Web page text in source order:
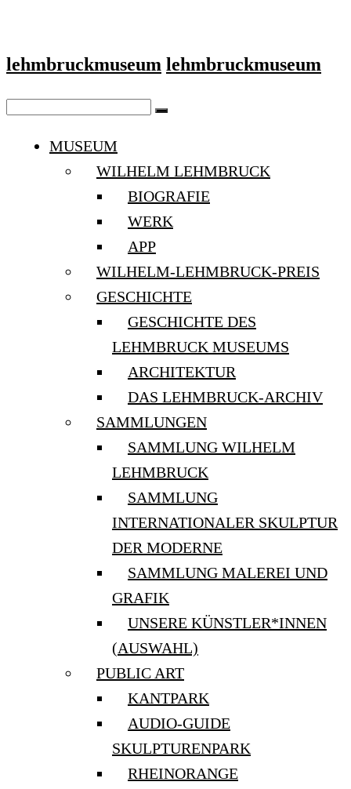
lehmbruckmuseum lehmbruckmuseum
MUSEUM
WILHELM LEHMBRUCK
BIOGRAFIE
WERK
APP
WILHELM-LEHMBRUCK-PREIS
GESCHICHTE
GESCHICHTE DES
LEHMBRUCK MUSEUMS
ARCHITEKTUR
DAS LEHMBRUCK-ARCHIV
SAMMLUNGEN
SAMMLUNG WILHELM
LEHMBRUCK
SAMMLUNG
INTERNATIONALER SKULPTUR
DER MODERNE
SAMMLUNG MALEREI UND
GRAFIK
UNSERE KÜNSTLER*INNEN
(AUSWAHL)
PUBLIC ART
KANTPARK
AUDIO-GUIDE
SKULPTURENPARK
RHEINORANGE